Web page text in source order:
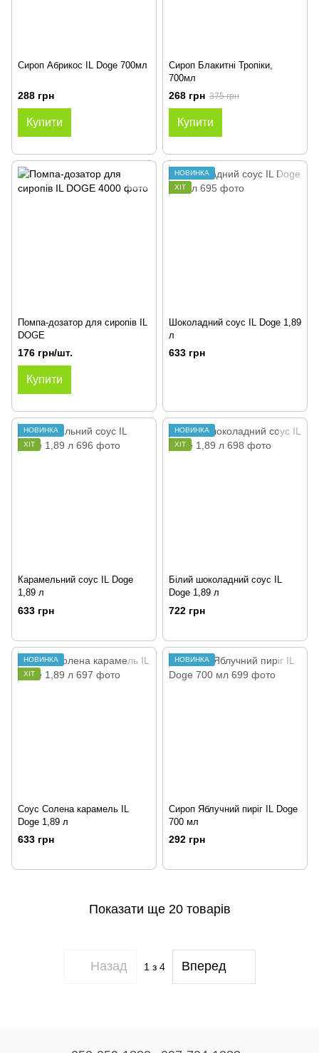
Сироп Абрикос IL Doge 700мл
288 грн
Купити
Сироп Блакитні Тропіки,
700мл
268 грн 375 грн
Купити
Помпа-дозатор для сиропів IL
DOGE
176 грн/шт.
Купити
НОВИНКА
ХІТ
Шоколадний соус IL Doge 1,89
л
633 грн
НОВИНКА
ХІТ
Карамельний соус IL Doge
1,89 л
633 грн
НОВИНКА
ХІТ
Білий шоколадний соус IL
Doge 1,89 л
722 грн
НОВИНКА
ХІТ
Соус Солена карамель IL
Doge 1,89 л
633 грн
НОВИНКА
Сироп Яблучний пиріг IL Doge
700 мл
292 грн
Показати ще 20 товарів
Назад 1 з 4 Вперед